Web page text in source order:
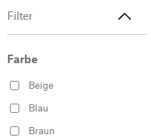
Filter
Farbe
Beige
Blau
Braun